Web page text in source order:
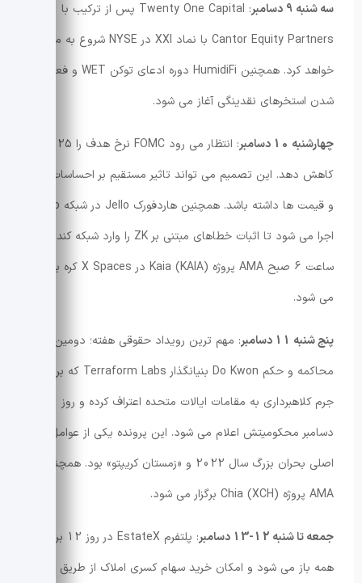
سه شنبه 9 دسامبر
: Twenty One Capital پس از ترکیب با
Cantor Equity Partners با نماد XXI در NYSE شروع به معامله
خواهد کرد. همچنین HumidiFi دوره ادعای توکن WET و فعال
شدن استخرهای نقدینگی آغاز می شود.
چهارشنبه 10 دسامبر
کاهش دهد. این تصمیم می تواند تاثیر مستقیم بر احساسات بازار
و قیمت ها داشته باشد. همچنین هاردفورک Jello در شبکه Celo
اجرا می شود تا اثبات خطاهای مبتنی بر ZK را وارد شبکه کند.
ساعت 6 صبح AMA پروژه Kaia (KAIA) در X Spaces کره برگزار
می شود.
پنج شنبه 11 دسامبر
: مهم ترین رویداد حقوقی هفته؛ دومین روز
محاکمه و حکم Do Kwon بنیانگذار Terraform Labs که برای
دسامبر محکومیتش اعلام می شود. این پرونده یکی از عوامل
اصلی بحران بزرگ سال 2022 و «زمستان کریپتو» بود. همچنین
AMA پروژه Chia (XCH) برگزار می شود.
جمعه تا شنبه 12-13 دسامبر
: پلتفرم EstateX در روز 12 برای
همه باز می شود و امکان خرید سهام کسری املاک از طریق